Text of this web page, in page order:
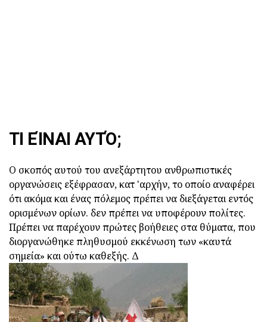
ΤΙ ΕΊΝΑΙ ΑΥΤΌ;
Ο σκοπός αυτού του ανεξάρτητου ανθρωπιστικές
οργανώσεις εξέφρασαν, κατ 'αρχήν, το οποίο αναφέρει
ότι ακόμα και ένας πόλεμος πρέπει να διεξάγεται εντός
ορισμένων ορίων. δεν πρέπει να υποφέρουν πολίτες.
Πρέπει να παρέχουν πρώτες βοήθειες στα θύματα, που
διοργανώθηκε πληθυσμού εκκένωση των «καυτά
σημεία» και ούτω καθεξής. Δ